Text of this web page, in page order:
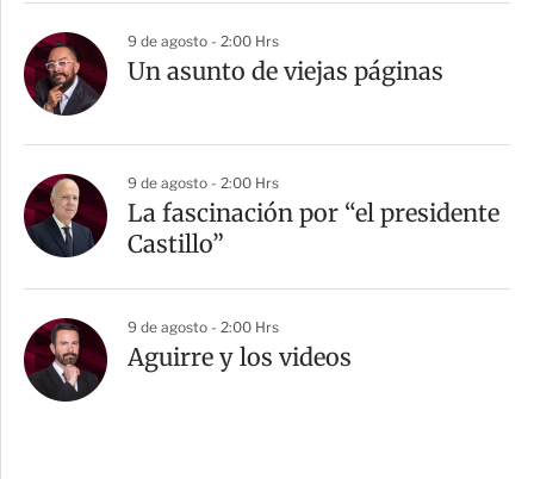
9 de agosto - 2:00 Hrs
Un asunto de viejas páginas
9 de agosto - 2:00 Hrs
La fascinación por “el presidente
Castillo”
9 de agosto - 2:00 Hrs
Aguirre y los videos